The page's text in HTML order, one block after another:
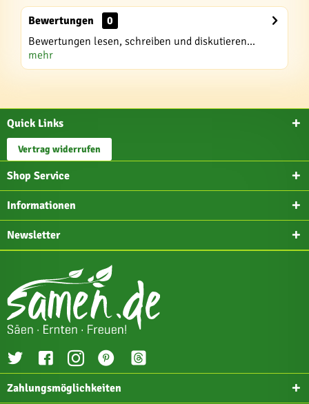
Bewertungen
0
Bewertungen lesen, schreiben und diskutieren...
mehr
Quick Links
Vertrag widerrufen
Shop Service
Informationen
Newsletter
Zahlungsmöglichkeiten